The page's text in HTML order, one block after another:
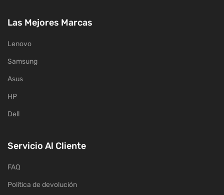
Las Mejores Marcas
Lenovo
Samsung
Asus
HP
Dell
Servicio Al Cliente
FAQ
Política de devolución